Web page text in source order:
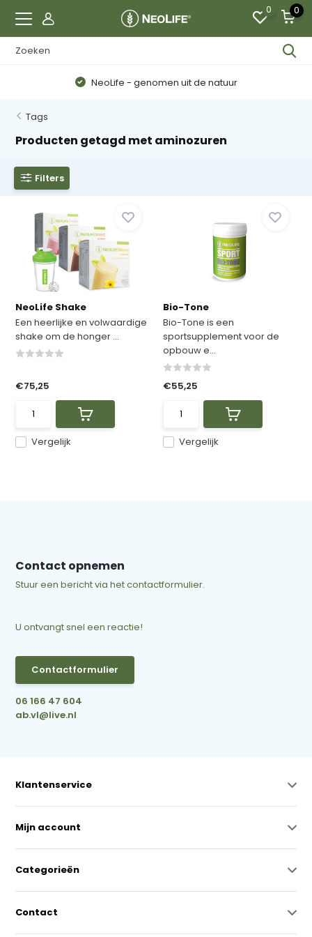
0 0
NeoLife - genomen uit de natuur
Tags
Producten getagd met aminozuren
Filters
NeoLife Shake
Een heerlijke en volwaardige
shake om de honger ...
Vergelijk
€75,25
Bio-Tone
Bio-Tone is een
sportsupplement voor de
opbouw e...
Vergelijk
€55,25
Contact opnemen
Stuur een bericht via het contactformulier.
U ontvangt snel een reactie!
Contactformulier
06 166 47 604
ab.vl@live.nl
Klantenservice
Mijn account
Categorieën
Contact